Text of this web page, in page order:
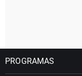
PROGRAMAS